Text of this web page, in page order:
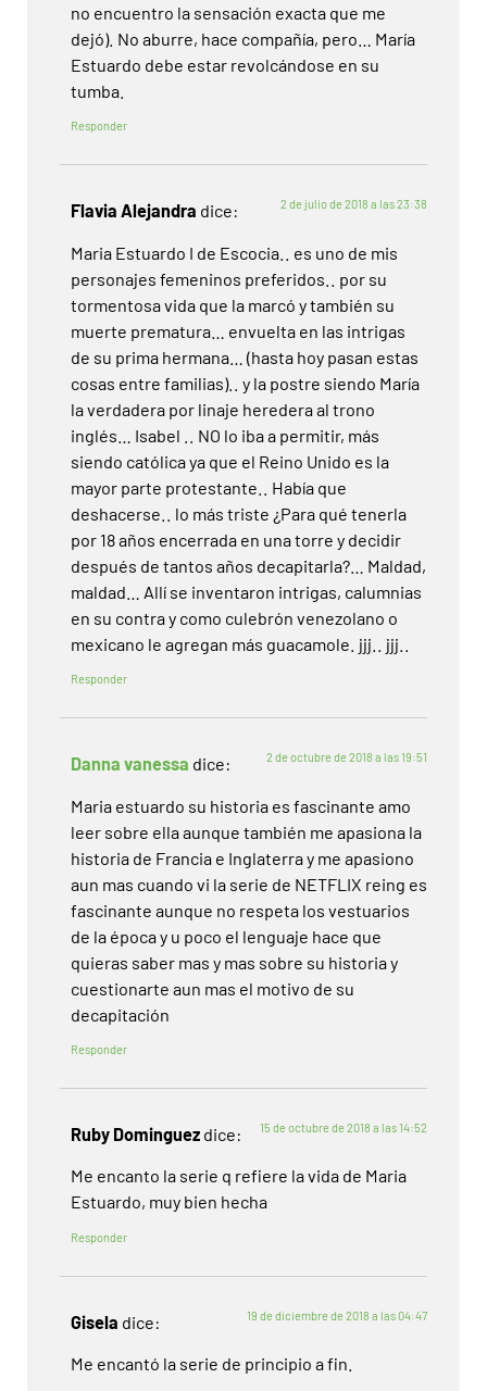
no encuentro la sensación exacta que me
dejó). No aburre, hace compañía, pero… María
Estuardo debe estar revolcándose en su
tumba.
Responder
Flavia Alejandra dice: 2 de julio de 2018 a las 23:38
Maria Estuardo I de Escocia.. es uno de mis
personajes femeninos preferidos.. por su
tormentosa vida que la marcó y también su
muerte prematura… envuelta en las intrigas
de su prima hermana… (hasta hoy pasan estas
cosas entre familias).. y la postre siendo María
la verdadera por linaje heredera al trono
inglés… Isabel .. NO lo iba a permitir, más
siendo católica ya que el Reino Unido es la
mayor parte protestante.. Había que
deshacerse.. lo más triste ¿Para qué tenerla
por 18 años encerrada en una torre y decidir
después de tantos años decapitarla?… Maldad,
maldad… Allí se inventaron intrigas, calumnias
en su contra y como culebrón venezolano o
mexicano le agregan más guacamole. jjj.. jjj..
Responder
Danna vanessa dice: 2 de octubre de 2018 a las 19:51
Maria estuardo su historia es fascinante amo
leer sobre ella aunque también me apasiona la
historia de Francia e Inglaterra y me apasiono
aun mas cuando vi la serie de NETFLIX reing es
fascinante aunque no respeta los vestuarios
de la época y u poco el lenguaje hace que
quieras saber mas y mas sobre su historia y
cuestionarte aun mas el motivo de su
decapitación
Responder
Ruby Dominguez dice: 15 de octubre de 2018 a las 14:52
Me encanto la serie q refiere la vida de Maria
Estuardo, muy bien hecha
Responder
Gisela dice: 19 de diciembre de 2018 a las 04:47
Me encantó la serie de principio a fin.